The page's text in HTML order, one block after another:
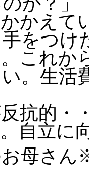
かかえ
をつ
。これ
い。生
反抗的
。自立
母さん